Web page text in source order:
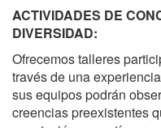
ACTIVIDADES DE
DIVERSIDAD:
Ofrecemos talleres
través de una
sus equipos podrán
creencias preexistentes